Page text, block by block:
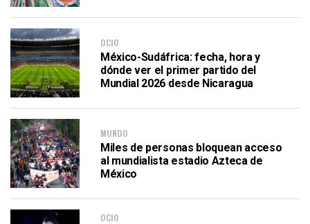
OCIO
México-Sudáfrica: fecha, hora y
dónde ver el primer partido del
Mundial 2026 desde Nicaragua
MUNDO
Miles de personas bloquean acceso
al mundialista estadio Azteca de
México
OCIO